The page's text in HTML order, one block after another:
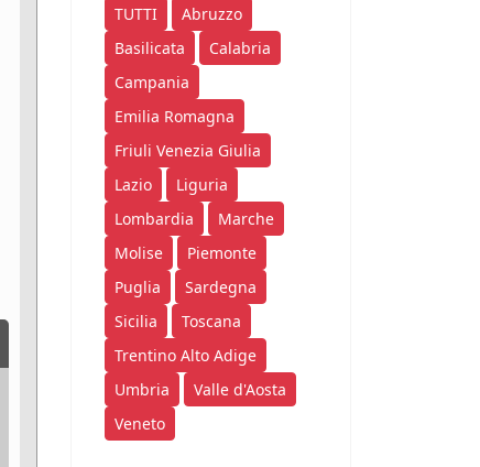
TUTTI
Abruzzo
Basilicata
Calabria
Campania
Emilia Romagna
Friuli Venezia Giulia
Lazio
Liguria
Lombardia
Marche
Molise
Piemonte
Puglia
Sardegna
Sicilia
Toscana
Trentino Alto Adige
Umbria
Valle d'Aosta
Veneto